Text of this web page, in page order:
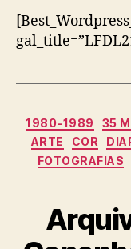
1980-1989 35
ARTE
COR
FOTOGRAFIAS